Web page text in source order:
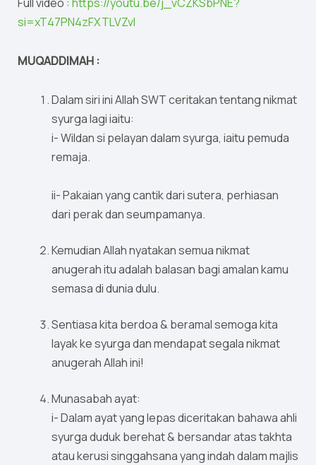
si=xT47PN4zFXTLVZvI
MUQADDIMAH :
Dalam siri ini Allah SWT ceritakan tentang nikmat
syurga lagi iaitu:
i- Wildan si pelayan dalam syurga, iaitu pemuda
remaja.
ii- Pakaian yang cantik dari sutera, perhiasan
dari perak dan seumpamanya.
Kemudian Allah nyatakan semua nikmat
anugerah itu adalah balasan bagi amalan kamu
semasa di dunia dulu.
Sentiasa kita berdoa & beramal semoga kita
layak ke syurga dan mendapat segala nikmat
anugerah Allah ini!
Munasabah ayat:
i- Dalam ayat yang lepas diceritakan bahawa ahli
syurga duduk berehat & bersandar atas takhta
atau kerusi singgahsana yang indah dalam majlis